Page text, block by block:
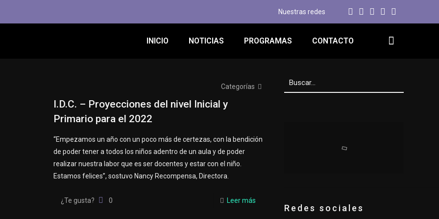
Nuestras redes
INICIO NOTICIAS PROGRAMAS CONTACTO
Categorías
I.D.C. – Proyecciones del nivel Inicial y
Primario para el 2022
“Empezamos un año con un poco más de certezas, con la bendición
de poder tener a todos los niños adentro de un aula y de poder
realizar nuestra labor que es ser docentes y estar con el niño.
Estamos felices”, sostuvo Nancy Recompensa, Directora.
¿Te gusta? 0 Leer más
Redes sociales